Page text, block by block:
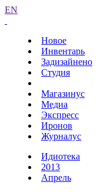
EN
Новое
Инвентарь
Задизайнено
Студия
Магазинус
Медиа
Экспресс
Иронов
Журналус
Идиотека
2013
Апрель